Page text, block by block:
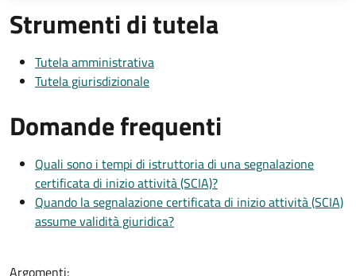
Strumenti di tutela
Tutela amministrativa
Tutela giurisdizionale
Domande frequenti
Quali sono i tempi di istruttoria di una segnalazione
certificata di inizio attività (SCIA)?
Quando la segnalazione certificata di inizio attività (SCIA)
assume validità giuridica?